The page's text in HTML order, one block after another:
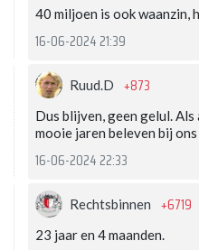
40 miljoen is ook waanzin,
16-06-2024 21:39
Ruud.D +873
Dus blijven, geen gelul.
mooie jaren beleven bij ons
16-06-2024 22:33
Rechtsbinnen +6719
23 jaar en 4 maanden.